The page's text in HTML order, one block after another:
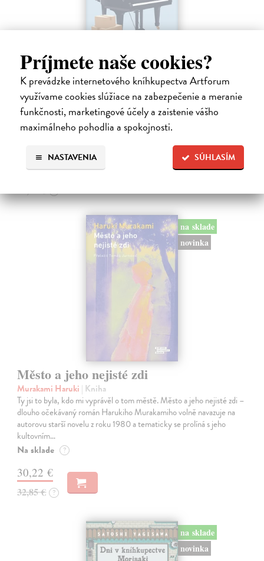
Príjmete naše cookies?
K prevádzke internetového kníhkupectva Artforum
využívame cookies slúžiace na zabezpečenie a meranie
funkčnosti, marketingové účely a zaistenie vášho
maximálneho pohodlia a spokojnosti.
SÚHLASÍM
NASTAVENIA
Rieka času
Mercier Pascal| Kniha
Pascal Mercier bol vždy majstrom filozofického rozprávania. Romány
Nočný vlak do Lisabonu či Váha slov podnietili milióny čitateľov k
zamysleniu sa nad veľkými témami, ako sú identita, sloboda, čas či…
12,30 €
na sklade
novinka
Město a jeho nejisté zdi
Murakami Haruki | Kniha
Ty jsi to byla, kdo mi vyprávěl o tom městě. Město a jeho nejisté zdi –
dlouho očekávaný román Harukiho Murakamiho volně navazuje na
autorovu starší novelu z roku 1980 a tematicky se prolíná s jeho
kultovním…
Na sklade ?
30,22 €
32,85 € ?
na sklade
novinka